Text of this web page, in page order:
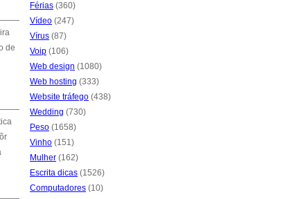
de
Férias (360)
Vídeo (247)
Vírus (87)
Voip (106)
Web design (1080)
Web hosting (333)
Website tráfego (438)
Wedding (730)
Peso (1658)
Vinho (151)
Mulher (162)
Escrita dicas (1526)
Computadores (10)